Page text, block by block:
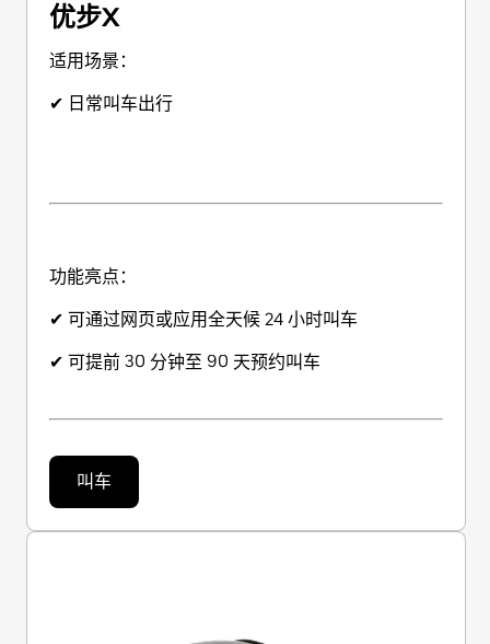
优步X
适用场景：
✔ 日常叫车出行
功能亮点：
✔ 可通过网页或应用全天候 24 小时叫车
✔ 可提前 30 分钟至 90 天预约叫车
叫车